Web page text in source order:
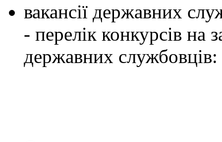
вакансії державних
- перелік конкурсів на
державних службовців: